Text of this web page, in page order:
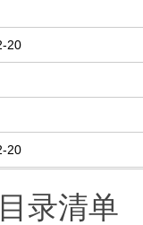
20
20
录清单